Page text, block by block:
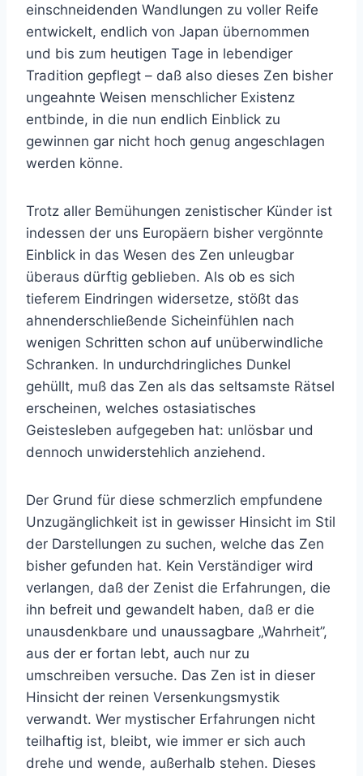
einschneidenden Wandlungen zu voller Reife
entwickelt, endlich von Japan übernommen
und bis zum heutigen Tage in lebendiger
Tradition gepflegt – daß also dieses Zen bisher
ungeahnte Weisen menschlicher Existenz
entbinde, in die nun endlich Einblick zu
gewinnen gar nicht hoch genug angeschlagen
werden könne.
Trotz aller Bemühungen zenistischer Künder ist
indessen der uns Europäern bisher vergönnte
Einblick in das Wesen des Zen unleugbar
überaus dürftig geblieben. Als ob es sich
tieferem Eindringen widersetze, stößt das
ahnenderschließende Sicheinfühlen nach
wenigen Schritten schon auf unüberwindliche
Schranken. In undurchdringliches Dunkel
gehüllt, muß das Zen als das seltsamste Rätsel
erscheinen, welches ostasiatisches
Geistesleben aufgegeben hat: unlösbar und
dennoch unwiderstehlich anziehend.
Der Grund für diese schmerzlich empfundene
Unzugänglichkeit ist in gewisser Hinsicht im Stil
der Darstellungen zu suchen, welche das Zen
bisher gefunden hat. Kein Verständiger wird
verlangen, daß der Zenist die Erfahrungen, die
ihn befreit und gewandelt haben, daß er die
unausdenkbare und unaussagbare „Wahrheit”,
aus der er fortan lebt, auch nur zu
umschreiben versuche. Das Zen ist in dieser
Hinsicht der reinen Versenkungsmystik
verwandt. Wer mystischer Erfahrungen nicht
teilhaftig ist, bleibt, wie immer er sich auch
drehe und wende, außerhalb stehen. Dieses